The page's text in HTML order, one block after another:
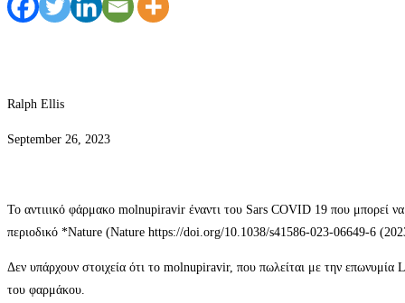
Ralph Ellis
September 26, 2023
Το αντιιικό φάρμακο molnupiravir έναντι του Sars COVID 19 που μπορεί
περιοδικό *Nature (Nature https://doi.org/10.1038/s41586-023-06649-6
Δεν υπάρχουν στοιχεία ότι το molnupiravir, που πωλείται με την
του φαρμάκου.